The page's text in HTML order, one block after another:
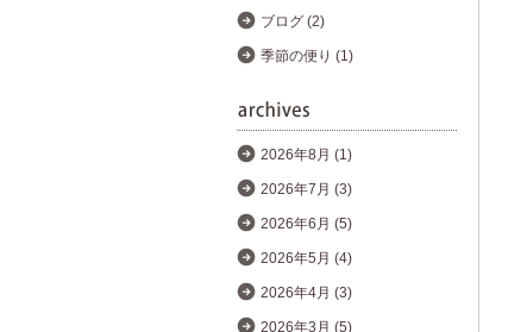
ブログ (2)
季節の便り (1)
2026年8月 (1)
2026年7月 (3)
2026年6月 (5)
2026年5月 (4)
2026年4月 (3)
2026年3月 (5)